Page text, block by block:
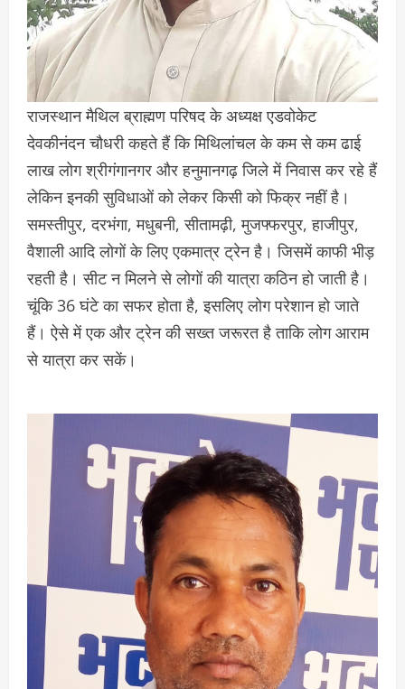
राजस्थान मैथिल ब्राह्मण परिषद के अध्यक्ष एडवोकेट
देवकीनंदन चौधरी कहते हैं कि मिथिलांचल के कम से कम ढाई
लाख लोग श्रीगंगानगर और हनुमानगढ़ जिले में निवास कर रहे हैं
लेकिन इनकी सुविधाओं को लेकर किसी को फिक्र नहीं है।
समस्तीपुर, दरभंगा, मधुबनी, सीतामढ़ी, मुजफ्फरपुर, हाजीपुर,
वैशाली आदि लोगों के लिए एकमात्र ट्रेन है। जिसमें काफी भीड़
रहती है। सीट न मिलने से लोगों की यात्रा कठिन हो जाती है।
चूंकि 36 घंटे का सफर होता है, इसलिए लोग परेशान हो जाते
हैं। ऐसे में एक और ट्रेन की सख्त जरूरत है ताकि लोग आराम
से यात्रा कर सकें।